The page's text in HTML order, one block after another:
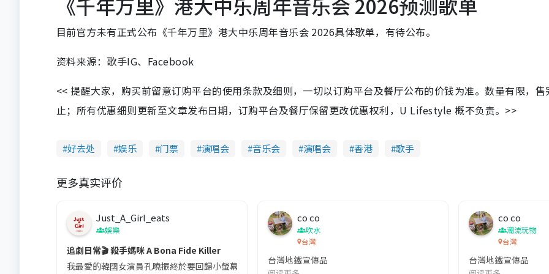
目前官方未有正式公布《千年万里》港大中乐周年音乐会 2026具体歌单，有待公布。
资料来源：歌手IG、Facebook
<< 提醒大家，购买前留意订购平台的使用条款及细则，一切以订购平台及餐厅公布的价钱为准。数量有限，售
止；所有优惠细则更新至文章发布日期，订购平台及餐厅保留更改优惠权利，U Lifestyle 概不负责。>>
好去处 娱乐 门票 演唱会 音乐会 演唱会 香港 歌手
更多真实评价
Just_A_Girl_eats
娛樂
追劇日常🎬 殺手媽咪 A Bona Fide Killer
我最愛的韓國女演員孔曉振終於要回歸小螢幕啦!這次的劇本改編自同名網絡漫畫,故事主軸圍繞女主角柳寶娜 —— 表面上是一
co co
吹水
台灣
台灣地鐵宣傳品
co co
潮流玩物
台灣
台灣地鐵宣傳品